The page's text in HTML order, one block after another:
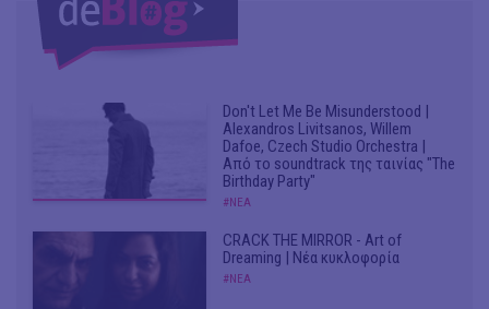
Don't Let Me Be Misunderstood |
Alexandros Livitsanos, Willem
Dafoe, Czech Studio Orchestra |
Από το soundtrack της ταινίας "The
Birthday Party"
#ΝΕΑ
CRACK THE MIRROR - Art of
Dreaming | Νέα κυκλοφορία
#ΝΕΑ